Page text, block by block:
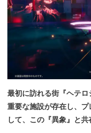
最初に訪れる街『ヘテ
重要な施設が存在し、
して、この『異象』と